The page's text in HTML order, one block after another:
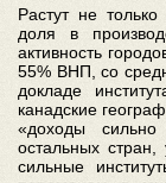
Растут не
доля в
активность
55% ВНП, со
докладе
канадские
«доходы
остальных
сильные